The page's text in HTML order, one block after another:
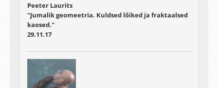
Peeter Laurits
"Jumalik geomeetria. Kuldsed lõiked ja fraktaalsed
kaosed."
29.11.17